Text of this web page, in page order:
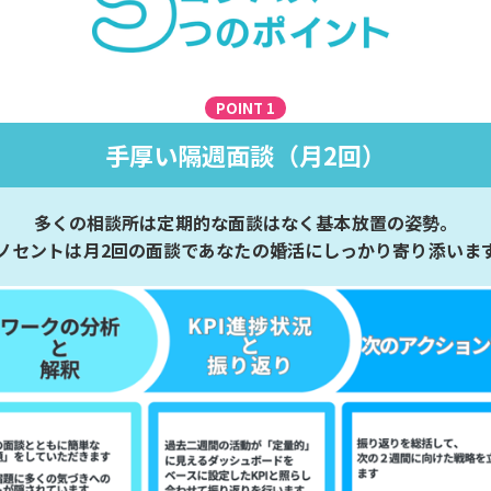
POINT 1
手厚い隔週面談（月2回）
多くの相談所は定期的な面談はなく基本放置の姿勢。
セントは月2回の面談であなたの婚活にしっかり寄り添いま